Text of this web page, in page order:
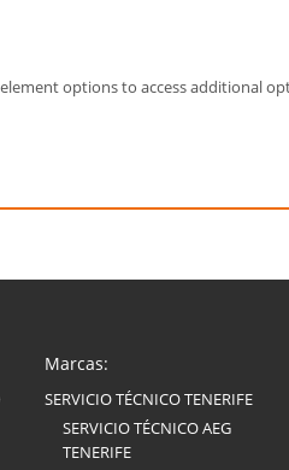
options to access additional
Marcas:
SERVICIO TÉCNICO TENERIFE
SERVICIO TÉCNICO AEG
TENERIFE